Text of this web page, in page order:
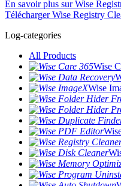
En savoir plus sur Wise
Télécharger Wise Registry
Log-categories
All Products
Wise
Wise